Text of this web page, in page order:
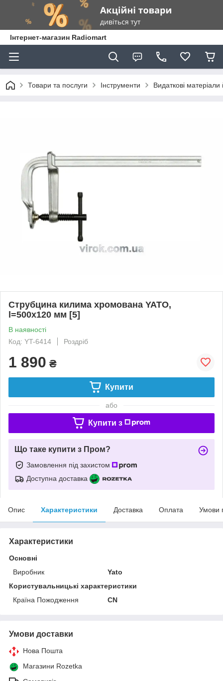
Інтернет-магазин Radiomart
Товари та послуги Інструменти Видаткові
Струбцина килима хромована YATO,
l=500х120 мм [5]
В наявності
Код: YT-6414
Роздріб
1 890 ₴
Купити
або
Купити з
Що таке купити з Пром?
Замовлення під захистом
Доступна доставка
Опис Характеристики Доставка Оплата Умови
Характеристики
Основні
Виробник
Yato
Користувальницькі характеристики
Країна Пожодження
CN
Умови доставки
Нова Пошта
Магазини Rozetka